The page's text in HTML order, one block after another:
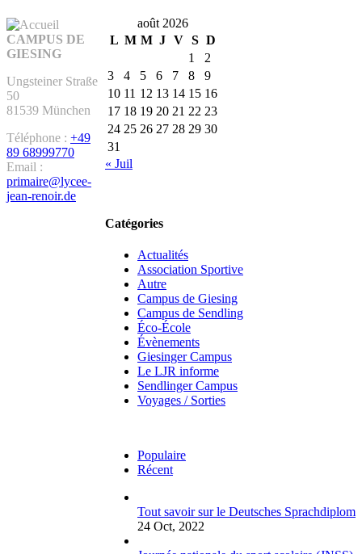
août 2026
L M M J V S D
1
2
3
4 5 6 7 8
9
10 11 12 13 14 15 16
17 18 19 20 21 22 23
24 25 26 27 28 29 30
31
« Juil
Catégories
Actualités
Association Sportive
Autre
Campus de Giesing
Campus de Sendling
Éco-École
Évènements
Giesinger Campus
Le LJR informe
Sendlinger Campus
Voyages / Sorties
Populaire
Récent
Tout savoir sur le Deutsches Sprachdiplom
24 Oct, 2022
CAMPUS DE
GIESING
Ungsteiner Straße
50
81539 München
Téléphone : +49
89 68999770
Email :
primaire@lycee-
jean-renoir.de